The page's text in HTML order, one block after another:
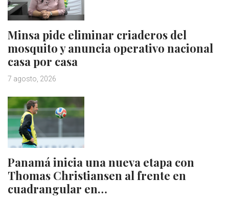
Minsa pide eliminar criaderos del
mosquito y anuncia operativo nacional
casa por casa
7 agosto, 2026
Panamá inicia una nueva etapa con
Thomas Christiansen al frente en
cuadrangular en…